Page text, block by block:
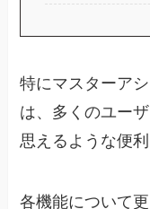
特にマスターア
は、多くのユー
思えるような便
各機能について